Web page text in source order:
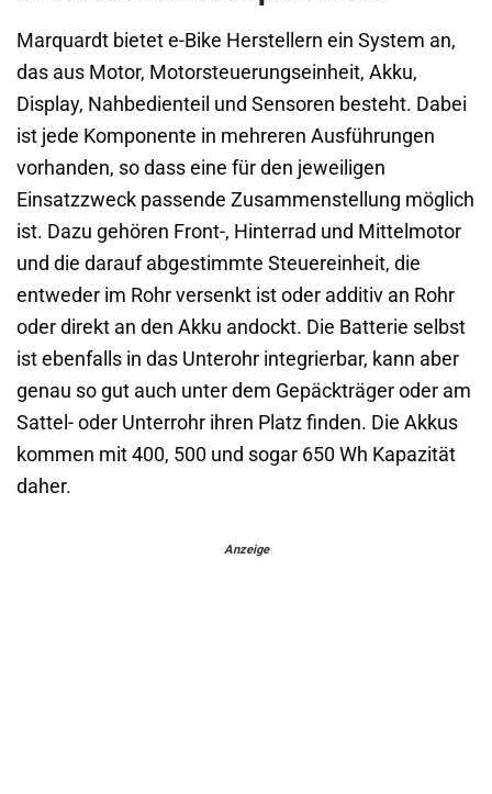
Marquardt bietet e-Bike Herstellern ein System an,
das aus Motor, Motorsteuerungseinheit, Akku,
Display, Nahbedienteil und Sensoren besteht. Dabei
ist jede Komponente in mehreren Ausführungen
vorhanden, so dass eine für den jeweiligen
Einsatzzweck passende Zusammenstellung möglich
ist. Dazu gehören Front-, Hinterrad und Mittelmotor
und die darauf abgestimmte Steuereinheit, die
entweder im Rohr versenkt ist oder additiv an Rohr
oder direkt an den Akku andockt. Die Batterie selbst
ist ebenfalls in das Unterohr integrierbar, kann aber
genau so gut auch unter dem Gepäckträger oder am
Sattel- oder Unterrohr ihren Platz finden. Die Akkus
kommen mit 400, 500 und sogar 650 Wh Kapazität
daher.
Anzeige